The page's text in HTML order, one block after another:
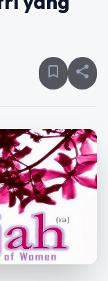
bookmark_border share